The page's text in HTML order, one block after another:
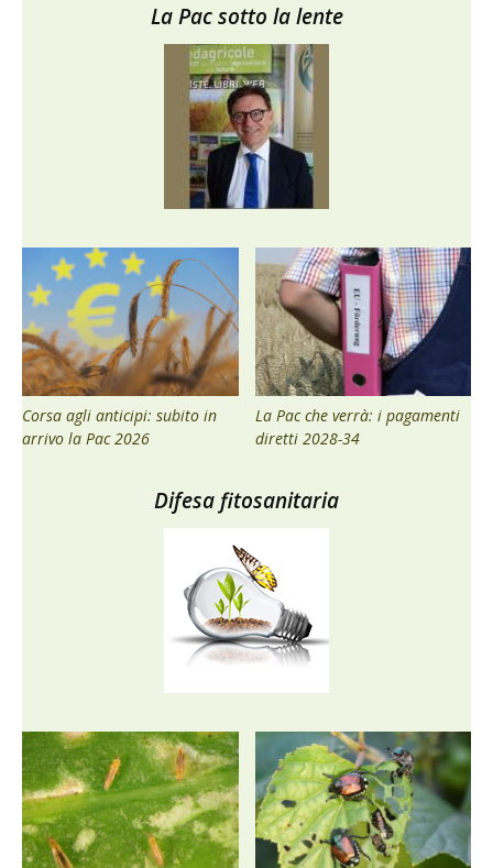
La Pac sotto la lente
Corsa agli anticipi: subito in
arrivo la Pac 2026
La Pac che verrà: i pagamenti
diretti 2028-34
Difesa fitosanitaria